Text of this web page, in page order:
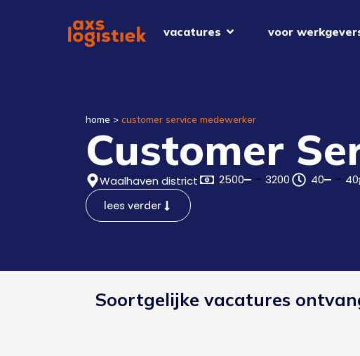
vacatures voor
home > customer service medewerker
Customer
Waalhaven district 2500 3200 40 40
lees verder
Soortgelijke vacatures